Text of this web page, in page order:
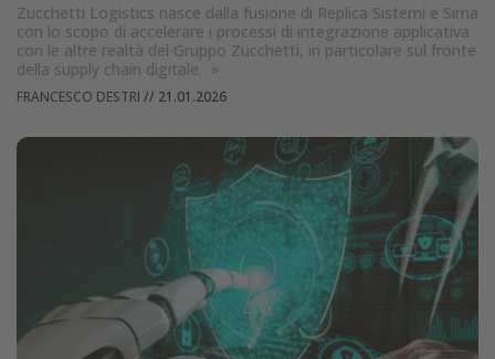
Zucchetti Logistics nasce dalla fusione di Replica Sistemi e Sima
con lo scopo di accelerare i processi di integrazione applicativa
con le altre realtà del Gruppo Zucchetti, in particolare sul fronte
della supply chain digitale. »
FRANCESCO DESTRI // 21.01.2026